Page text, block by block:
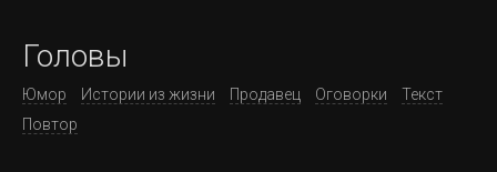
Головы
Юмор Истории из жизни Продавец Оговорки
Текст
Повтор